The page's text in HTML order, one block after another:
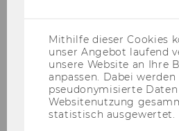
Galerie
Mithilfe dieser Cookies
unser Angebot laufend
unsere Website an Ihre
anpassen. Dabei werden
pseudonymisierte
Websitenutzung
statistisch ausgewertet.